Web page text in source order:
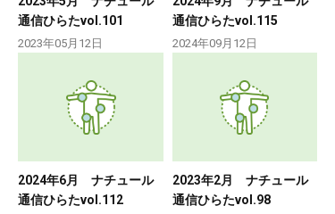
通信ひらたvol.101
2023年05月12日
通信ひらたvol.115
2024年09月12日
2024年6月 ナチュール
通信ひらたvol.112
2023年2月 ナチュール
通信ひらたvol.98